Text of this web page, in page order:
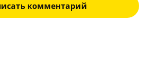
комментарий